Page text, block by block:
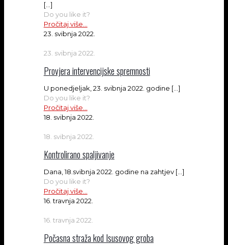
[…]
Do you like it?
Pročitaj više...
23. svibnja 2022.
23. svibnja 2022.
Provjera intervencijske spremnosti
U ponedjeljak, 23. svibnja 2022. godine […]
Do you like it?
Pročitaj više...
18. svibnja 2022.
18. svibnja 2022.
Kontrolirano spaljivanje
Dana, 18.svibnja 2022. godine na zahtjev[…]
Do you like it?
Pročitaj više...
16. travnja 2022.
16. travnja 2022.
Počasna straža kod Isusovog groba